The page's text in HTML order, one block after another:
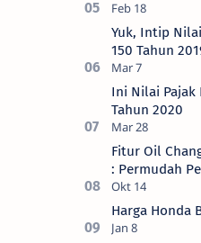
Yuk, Intip
150 Tahun
Ini Nilai Pajak
Tahun 2020
Fitur Oil
: Permudah
Harga Honda